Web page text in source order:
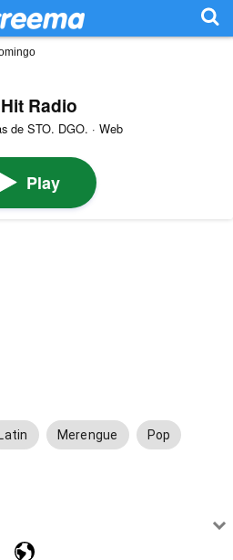
Radio
de STO. DGO. · Web
Play
Latin Merengue Pop